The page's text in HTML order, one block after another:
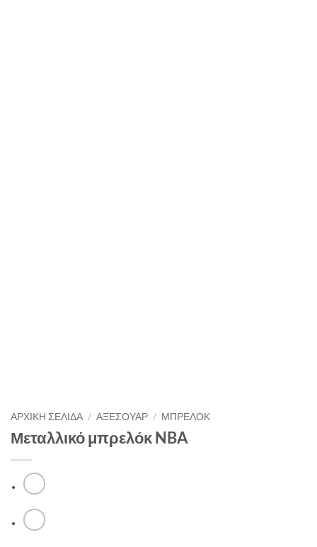
ΑΡΧΙΚΉ ΣΕΛΊΔΑ / ΑΞΕΣΟΥΑΡ / ΜΠΡΕΛΟΚ
Μεταλλικό μπρελόκ NBA